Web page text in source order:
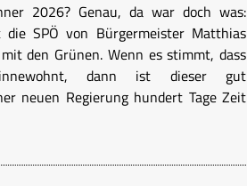
2026? Genau, da war doch was:
die SPÖ von Bürgermeister Matthias
den Grünen. Wenn es stimmt, dass
dann ist dieser gut
neuen Regierung hundert Tage Zeit